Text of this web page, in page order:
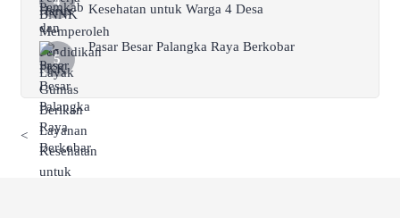
Kesehatan untuk Warga 4 Desa
Pasar Besar Palangka Raya Berkobar
<